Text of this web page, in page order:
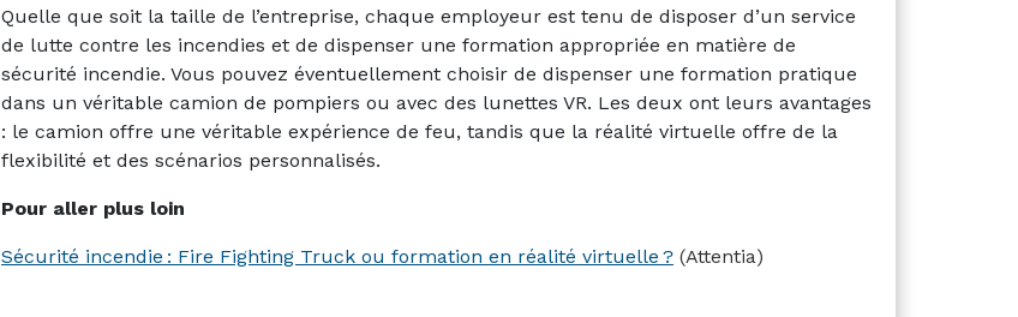
Quelle que soit la taille de l’entreprise, chaque employeur est tenu de disposer d’un service
de lutte contre les incendies et de dispenser une formation appropriée en matière de
sécurité incendie. Vous pouvez éventuellement choisir de dispenser une formation pratique
dans un véritable camion de pompiers ou avec des lunettes VR. Les deux ont leurs avantages
: le camion offre une véritable expérience de feu, tandis que la réalité virtuelle offre de la
flexibilité et des scénarios personnalisés.
Pour aller plus loin
Sécurité incendie : Fire Fighting Truck ou formation en réalité virtuelle ? (Attentia)